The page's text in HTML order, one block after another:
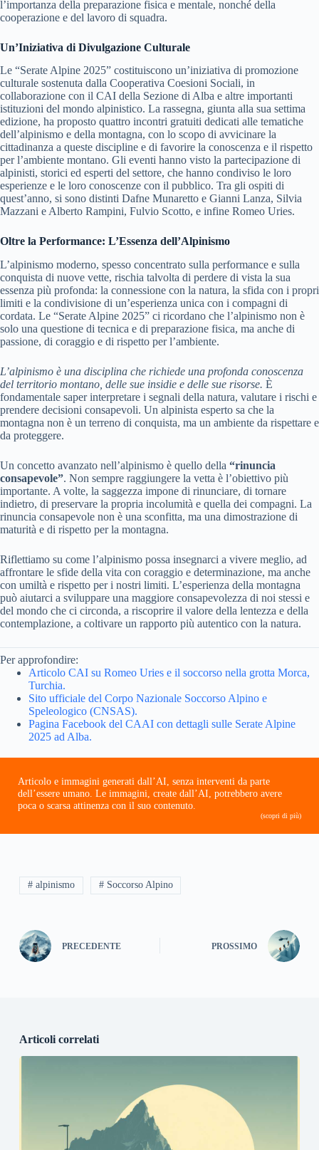
l’importanza della preparazione fisica e mentale, nonché della
cooperazione e del lavoro di squadra.
Un’Iniziativa di Divulgazione Culturale
Le “Serate Alpine 2025” costituiscono un’iniziativa di promozione
culturale sostenuta dalla Cooperativa Coesioni Sociali, in
collaborazione con il CAI della Sezione di Alba e altre importanti
istituzioni del mondo alpinistico. La rassegna, giunta alla sua settima
edizione, ha proposto quattro incontri gratuiti dedicati alle tematiche
dell’alpinismo e della montagna, con lo scopo di avvicinare la
cittadinanza a queste discipline e di favorire la conoscenza e il rispetto
per l’ambiente montano. Gli eventi hanno visto la partecipazione di
alpinisti, storici ed esperti del settore, che hanno condiviso le loro
esperienze e le loro conoscenze con il pubblico. Tra gli ospiti di
quest’anno, si sono distinti Dafne Munaretto e Gianni Lanza, Silvia
Mazzani e Alberto Rampini, Fulvio Scotto, e infine Romeo Uries.
Oltre la Performance: L’Essenza dell’Alpinismo
L’alpinismo moderno, spesso concentrato sulla performance e sulla
conquista di nuove vette, rischia talvolta di perdere di vista la sua
essenza più profonda: la connessione con la natura, la sfida con i propri
limiti e la condivisione di un’esperienza unica con i compagni di
cordata. Le “Serate Alpine 2025” ci ricordano che l’alpinismo non è
solo una questione di tecnica e di preparazione fisica, ma anche di
passione, di coraggio e di rispetto per l’ambiente.
L’alpinismo è una disciplina che richiede una profonda conoscenza
del territorio montano, delle sue insidie e delle sue risorse. È
fondamentale saper interpretare i segnali della natura, valutare i rischi e
prendere decisioni consapevoli. Un alpinista esperto sa che la
montagna non è un terreno di conquista, ma un ambiente da rispettare e
da proteggere.
Un concetto avanzato nell’alpinismo è quello della “rinuncia
consapevole”. Non sempre raggiungere la vetta è l’obiettivo più
importante. A volte, la saggezza impone di rinunciare, di tornare
indietro, di preservare la propria incolumità e quella dei compagni. La
rinuncia consapevole non è una sconfitta, ma una dimostrazione di
maturità e di rispetto per la montagna.
Riflettiamo su come l’alpinismo possa insegnarci a vivere meglio, ad
affrontare le sfide della vita con coraggio e determinazione, ma anche
con umiltà e rispetto per i nostri limiti. L’esperienza della montagna
può aiutarci a sviluppare una maggiore consapevolezza di noi stessi e
del mondo che ci circonda, a riscoprire il valore della lentezza e della
contemplazione, a coltivare un rapporto più autentico con la natura.
Per approfondire:
Articolo CAI su Romeo Uries e il soccorso nella grotta Morca,
Turchia.
Sito ufficiale del Corpo Nazionale Soccorso Alpino e
Speleologico (CNSAS).
Pagina Facebook del CAAI con dettagli sulle Serate Alpine
2025 ad Alba.
Articolo e immagini generati dall’AI, senza interventi da parte
dell’essere umano. Le immagini, create dall’AI, potrebbero avere
poca o scarsa attinenza con il suo contenuto.
(scopri di più)
# alpinismo # Soccorso Alpino
PRECEDENTE PROSSIMO
Articoli correlati